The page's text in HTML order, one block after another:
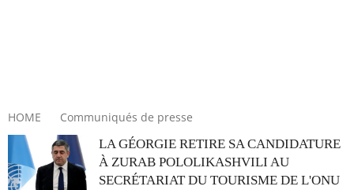
HOME
Communiqués de presse
LA GÉORGIE RETIRE SA CANDIDATURE
À ZURAB POLOLIKASHVILI AU
SECRÉTARIAT DU TOURISME DE L'ONU